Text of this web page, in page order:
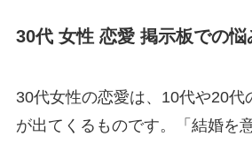
30代 女性 恋愛 掲示板での悩
30代女性の恋愛は、10代や20代
が出てくるものです。「結婚を